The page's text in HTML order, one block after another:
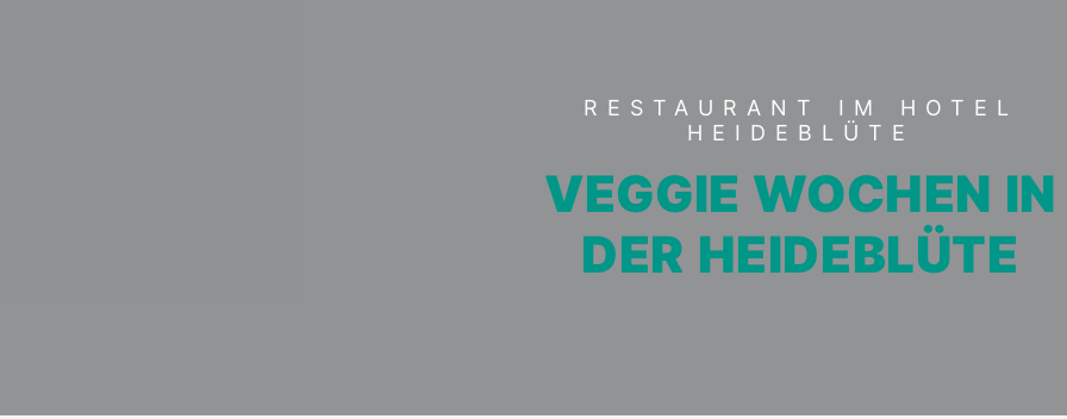
RESTAURANT IM HOTEL
HEIDEBLÜTE
VEGGIE WOCHEN IN
DER HEIDEBLÜTE